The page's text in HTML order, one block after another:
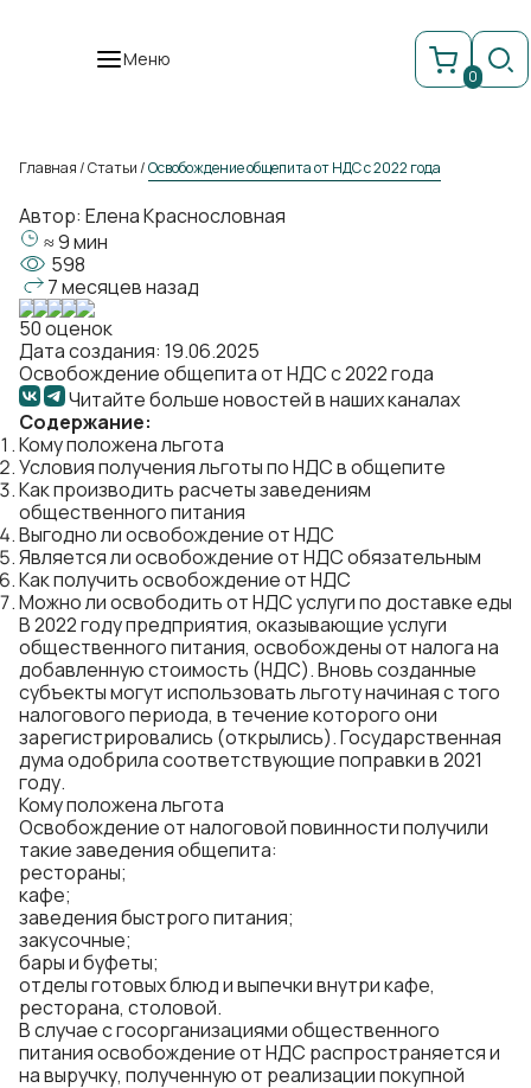
Меню
0
Главная/Статьи/Освобождение общепита от НДС с 2022 года
Автор: Елена Краснословная
≈ 9 мин
598
7 месяцев назад
50 оценок
Дата создания: 19.06.2025
Освобождение общепита от НДС с 2022 года
Читайте больше новостей в наших каналах
Содержание:
Кому положена льгота
Условия получения льготы по НДС в общепите
Как производить расчеты заведениям
общественного питания
Выгодно ли освобождение от НДС
Является ли освобождение от НДС обязательным
Как получить освобождение от НДС
Можно ли освободить от НДС услуги по доставке еды
В 2022 году предприятия, оказывающие услуги
общественного питания, освобождены от налога на
добавленную стоимость (НДС). Вновь созданные
субъекты могут использовать льготу начиная с того
налогового периода, в течение которого они
зарегистрировались (открылись). Государственная
дума одобрила соответствующие поправки в 2021
году.
Кому положена льгота
Освобождение от налоговой повинности получили
такие заведения общепита:
рестораны;
кафе;
заведения быстрого питания;
закусочные;
бары и буфеты;
отделы готовых блюд и выпечки внутри кафе,
ресторана, столовой.
В случае с госорганизациями общественного
питания освобождение от НДС распространяется и
на выручку, полученную от реализации покупной